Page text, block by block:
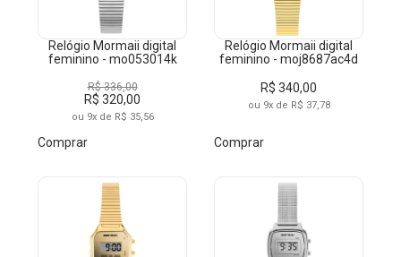
Relógio Mormaii digital
feminino - mo053014k
R$ 336,00
R$ 320,00
ou 9x de R$ 35,56
Comprar
Relógio Mormaii digital
feminino - moj8687ac4d
R$ 340,00
ou 9x de R$ 37,78
Comprar